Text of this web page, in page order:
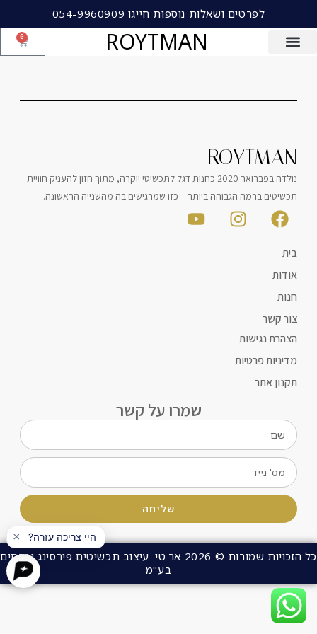
לפרטים ושאלות נוספות חייגו 054-9960909
ROYTMAN
0
ROYTMAN
נולדה בפברואר 2020 כחנות דגל לתכשיטי יוקרה, מתוך חזון להעניק חוויית
תכשיטים ברמה הגבוהה ביותר – כזו שמרגישים בה מהשנייה הראשונה.
בית
אודות
חנות
צור קשר
הצהרת נגישות
מדיניות פרטיות
תקנון אתר
שמרו על קשר
שליחה
כל הזכויות שמורות © 2026 אר.טי. עיצוב תכשיטים פירסינג ופרחים
בע"מ